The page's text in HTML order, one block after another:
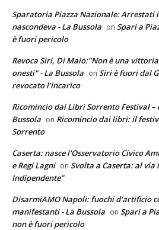
Sparatoria Piazza Nazionale: Arrestati
nascondeva - La Bussola on Spari a
è fuori pericolo
Revoca Siri, Di Maio:"Non è una
onesti" - La Bussola on Siri è fuori dal
revocato l’incarico
Ricomincio dai Libri Sorrento Festival –
Bussola on Ricomincio dai libri: il
Sorrento
Caserta: nasce l'Osservatorio Civico
e Regi Lagni on Svolta a Caserta: al via
Indipendente”
DisarmiAMO Napoli: fuochi d'artificio
manifestanti - La Bussola on Spari a
non è fuori pericolo